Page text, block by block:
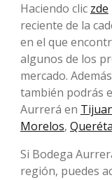
Haciendo clic zde
reciente de la
en el que
algunos de los
mercado.
también podrás
Aurrerá en
Morelos,
Si Bodega
región, puedes